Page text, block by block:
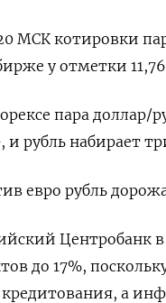
МСК котировки
у отметки
пара доллар/
и рубль набирает
евро рубль
Центробанк
до 17%,
кредитования, а